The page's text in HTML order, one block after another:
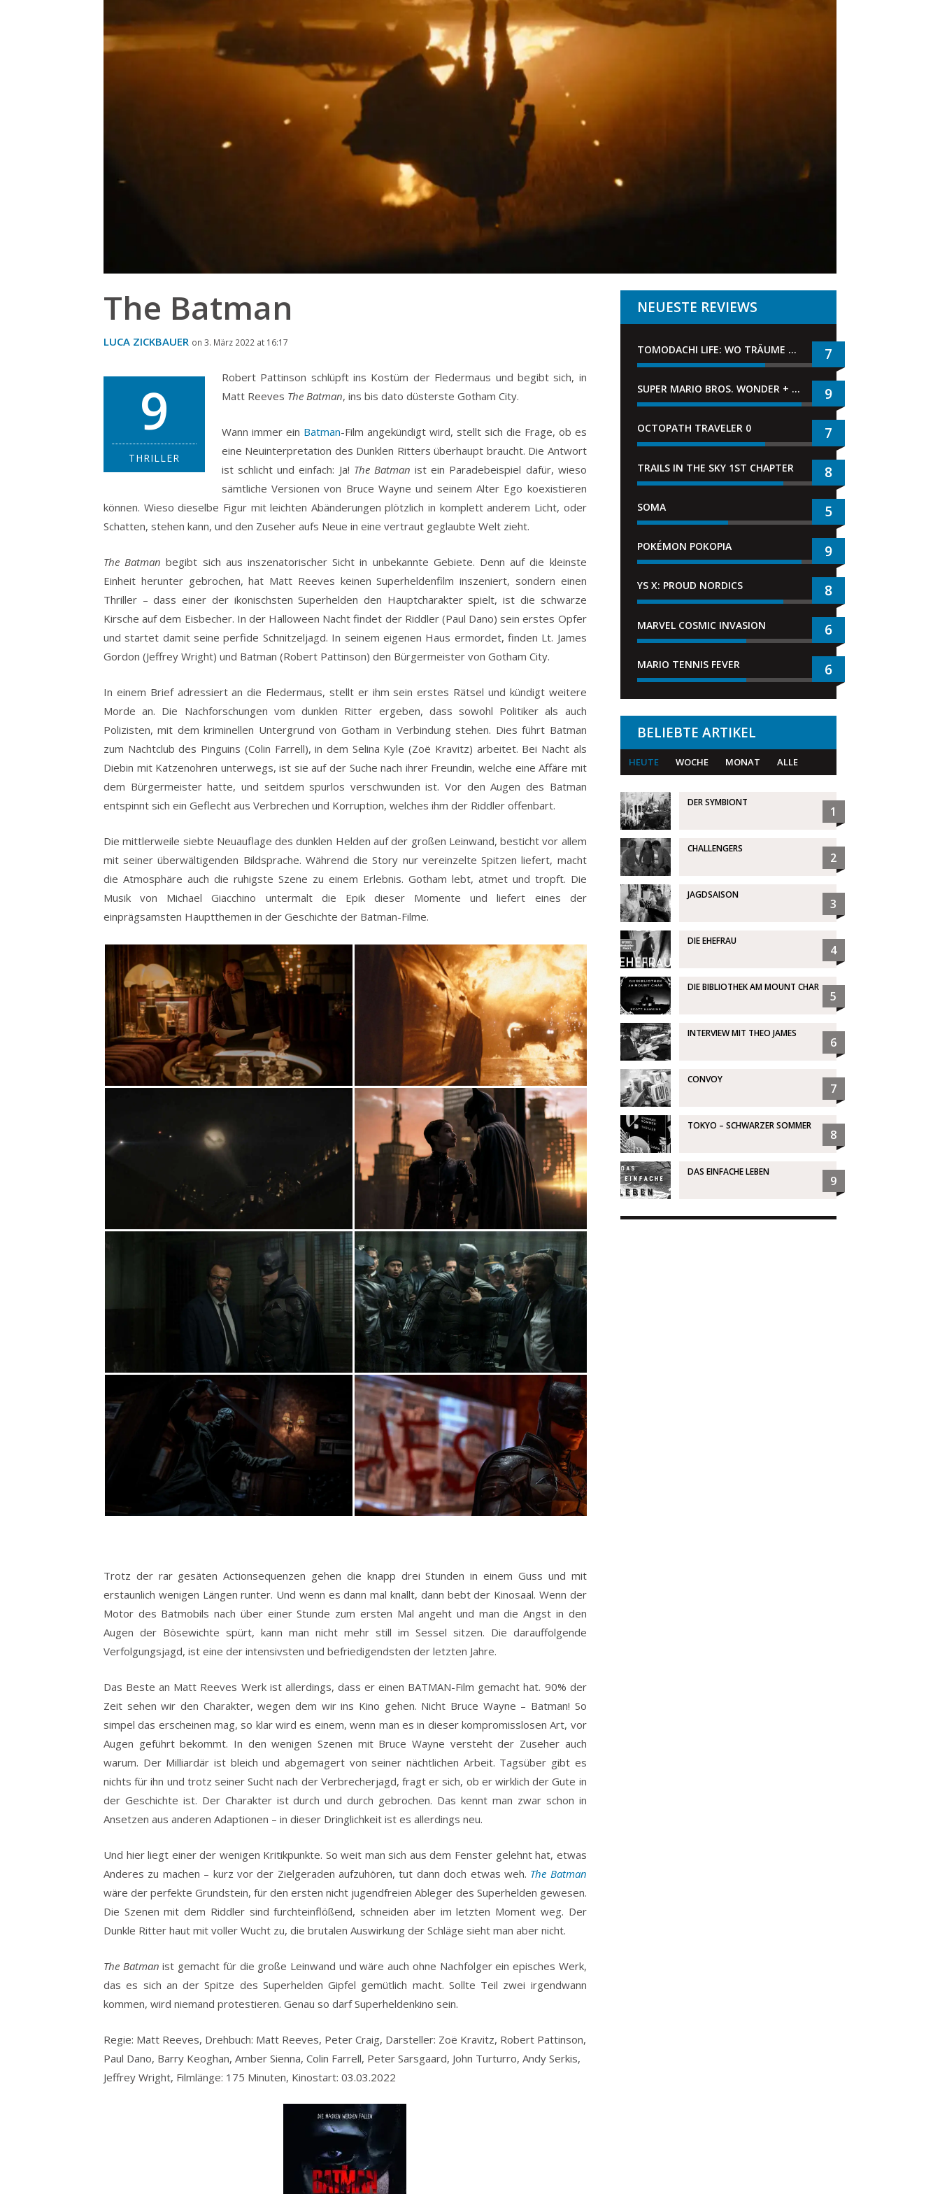
The Batman
LUCA ZICKBAUER on 3. März 2022 at 16:17
9
THRILLER
Robert Pattinson schlüpft ins Kostüm der Fledermaus und begibt sich, in
Matt Reeves The Batman, ins bis dato düsterste Gotham City.
Wann immer ein Batman-Film angekündigt wird, stellt sich die Frage, ob es
eine Neuinterpretation des Dunklen Ritters überhaupt braucht. Die Antwort
ist schlicht und einfach: Ja! The Batman ist ein Paradebeispiel dafür, wieso
sämtliche Versionen von Bruce Wayne und seinem Alter Ego koexistieren
können. Wieso dieselbe Figur mit leichten Abänderungen plötzlich in komplett anderem Licht, oder
Schatten, stehen kann, und den Zuseher aufs Neue in eine vertraut geglaubte Welt zieht.
The Batman begibt sich aus inszenatorischer Sicht in unbekannte Gebiete. Denn auf die kleinste
Einheit herunter gebrochen, hat Matt Reeves keinen Superheldenfilm inszeniert, sondern einen
Thriller – dass einer der ikonischsten Superhelden den Hauptcharakter spielt, ist die schwarze
Kirsche auf dem Eisbecher. In der Halloween Nacht findet der Riddler (Paul Dano) sein erstes Opfer
und startet damit seine perfide Schnitzeljagd. In seinem eigenen Haus ermordet, finden Lt. James
Gordon (Jeffrey Wright) und Batman (Robert Pattinson) den Bürgermeister von Gotham City.
In einem Brief adressiert an die Fledermaus, stellt er ihm sein erstes Rätsel und kündigt weitere
Morde an. Die Nachforschungen vom dunklen Ritter ergeben, dass sowohl Politiker als auch
Polizisten, mit dem kriminellen Untergrund von Gotham in Verbindung stehen. Dies führt Batman
zum Nachtclub des Pinguins (Colin Farrell), in dem Selina Kyle (Zoë Kravitz) arbeitet. Bei Nacht als
Diebin mit Katzenohren unterwegs, ist sie auf der Suche nach ihrer Freundin, welche eine Affäre mit
dem Bürgermeister hatte, und seitdem spurlos verschwunden ist. Vor den Augen des Batman
entspinnt sich ein Geflecht aus Verbrechen und Korruption, welches ihm der Riddler offenbart.
Die mittlerweile siebte Neuauflage des dunklen Helden auf der großen Leinwand, besticht vor allem
mit seiner überwältigenden Bildsprache. Während die Story nur vereinzelte Spitzen liefert, macht
die Atmosphäre auch die ruhigste Szene zu einem Erlebnis. Gotham lebt, atmet und tropft. Die
Musik von Michael Giacchino untermalt die Epik dieser Momente und liefert eines der
einprägsamsten Hauptthemen in der Geschichte der Batman-Filme.
Trotz der rar gesäten Actionsequenzen gehen die knapp drei Stunden in einem Guss und mit
erstaunlich wenigen Längen runter. Und wenn es dann mal knallt, dann bebt der Kinosaal. Wenn der
Motor des Batmobils nach über einer Stunde zum ersten Mal angeht und man die Angst in den
Augen der Bösewichte spürt, kann man nicht mehr still im Sessel sitzen. Die darauffolgende
Verfolgungsjagd, ist eine der intensivsten und befriedigendsten der letzten Jahre.
Das Beste an Matt Reeves Werk ist allerdings, dass er einen BATMAN-Film gemacht hat. 90% der
Zeit sehen wir den Charakter, wegen dem wir ins Kino gehen. Nicht Bruce Wayne – Batman! So
simpel das erscheinen mag, so klar wird es einem, wenn man es in dieser kompromisslosen Art, vor
Augen geführt bekommt. In den wenigen Szenen mit Bruce Wayne versteht der Zuseher auch
warum. Der Milliardär ist bleich und abgemagert von seiner nächtlichen Arbeit. Tagsüber gibt es
nichts für ihn und trotz seiner Sucht nach der Verbrecherjagd, fragt er sich, ob er wirklich der Gute in
der Geschichte ist. Der Charakter ist durch und durch gebrochen. Das kennt man zwar schon in
Ansetzen aus anderen Adaptionen – in dieser Dringlichkeit ist es allerdings neu.
Und hier liegt einer der wenigen Kritikpunkte. So weit man sich aus dem Fenster gelehnt hat, etwas
Anderes zu machen – kurz vor der Zielgeraden aufzuhören, tut dann doch etwas weh. The Batman
wäre der perfekte Grundstein, für den ersten nicht jugendfreien Ableger des Superhelden gewesen.
Die Szenen mit dem Riddler sind furchteinflößend, schneiden aber im letzten Moment weg. Der
Dunkle Ritter haut mit voller Wucht zu, die brutalen Auswirkung der Schläge sieht man aber nicht.
The Batman ist gemacht für die große Leinwand und wäre auch ohne Nachfolger ein episches Werk,
das es sich an der Spitze des Superhelden Gipfel gemütlich macht. Sollte Teil zwei irgendwann
kommen, wird niemand protestieren. Genau so darf Superheldenkino sein.
Regie: Matt Reeves, Drehbuch: Matt Reeves, Peter Craig, Darsteller: Zoë Kravitz, Robert Pattinson,
Paul Dano, Barry Keoghan, Amber Sienna, Colin Farrell, Peter Sarsgaard, John Turturro, Andy Serkis,
Jeffrey Wright, Filmlänge: 175 Minuten, Kinostart: 03.03.2022
NEUESTE REVIEWS
TOMODACHI LIFE: WO TRÄUME WAHR WERDEN 7
SUPER MARIO BROS. WONDER + GEMEINSAM IM BELLABEL-PARK 9
OCTOPATH TRAVELER 0 7
TRAILS IN THE SKY 1ST CHAPTER 8
SOMA 5
POKÉMON POKOPIA 9
YS X: PROUD NORDICS 8
MARVEL COSMIC INVASION 6
MARIO TENNIS FEVER 6
BELIEBTE ARTIKEL
HEUTE WOCHE MONAT ALLE
DER SYMBIONT
1
CHALLENGERS
2
JAGDSAISON
3
DIE EHEFRAU
4
DIE BIBLIOTHEK AM MOUNT CHAR
5
INTERVIEW MIT THEO JAMES
6
CONVOY
7
TOKYO – SCHWARZER SOMMER
8
DAS EINFACHE LEBEN
9